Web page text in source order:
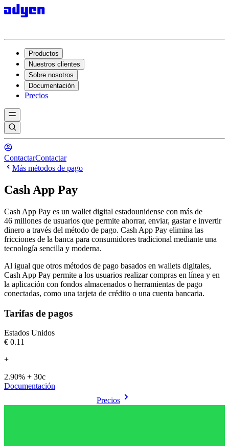
Productos
Nuestros clientes
Sobre nosotros
Documentación
Precios
ContactarContactar
Más métodos de pago
Cash App Pay
Cash App Pay es un wallet digital estadounidense con más de
46 millones de usuarios que permite ahorrar, enviar, gastar e invertir
dinero a través del método de pago. Cash App Pay elimina las
fricciones de la banca para consumidores tradicional mediante una
Al igual que otros métodos de pago basados en wallets digitales,
Cash App Pay permite a los usuarios realizar compras en línea y en
la aplicación con fondos almacenados o herramientas de pago
conectadas, como una tarjeta de crédito o una cuenta bancaria.
Tarifas de pagos
Estados Unidos
€0.11
+
2.90% + 30c
Documentación
Precios